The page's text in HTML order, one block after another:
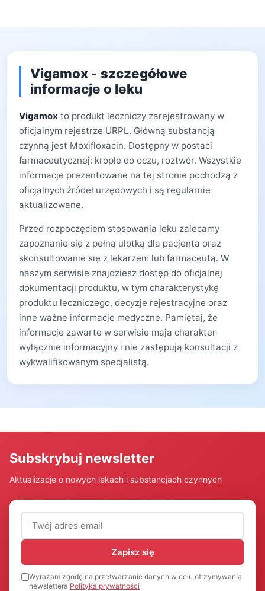
Vigamox - szczegółowe
informacje o leku
Vigamox to produkt leczniczy zarejestrowany w
oficjalnym rejestrze URPL. Główną substancją
czynną jest Moxifloxacin. Dostępny w postaci
farmaceutycznej: krople do oczu, roztwór. Wszystkie
informacje prezentowane na tej stronie pochodzą z
oficjalnych źródeł urzędowych i są regularnie
aktualizowane.
Przed rozpoczęciem stosowania leku zalecamy
zapoznanie się z pełną ulotką dla pacjenta oraz
skonsultowanie się z lekarzem lub farmaceutą. W
naszym serwisie znajdziesz dostęp do oficjalnej
dokumentacji produktu, w tym charakterystykę
produktu leczniczego, decyzje rejestracyjne oraz
inne ważne informacje medyczne. Pamiętaj, że
informacje zawarte w serwisie mają charakter
wyłącznie informacyjny i nie zastępują konsultacji z
wykwalifikowanym specjalistą.
Subskrybuj newsletter
Aktualizacje o nowych lekach i substancjach czynnych
Adres email (wymagany)
Zapisz się
Wyrażam zgodę na przetwarzanie danych w celu otrzymywania
newslettera Polityka prywatności